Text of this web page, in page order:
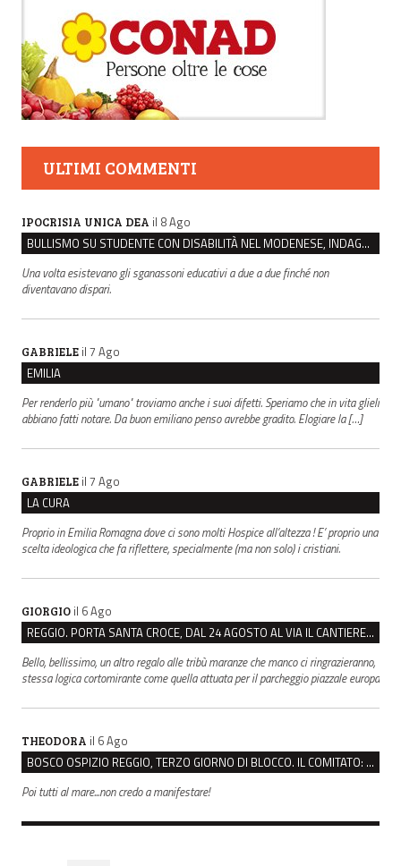
ULTIMI COMMENTI
IPOCRISIA UNICA DEA il 8 Ago
BULLISMO SU STUDENTE CON DISABILITÀ NEL MODENESE, INDAGATI DUE RAGAZZI DI 16 ANNI
Una volta esistevano gli sganassoni educativi a due a due finché non
diventavano dispari.
GABRIELE il 7 Ago
EMILIA
Per renderlo più "umano" troviamo anche i suoi difetti. Speriamo che in vita glieli
abbiano fatti notare. Da buon emiliano penso avrebbe gradito. Elogiare la […]
GABRIELE il 7 Ago
LA CURA
Proprio in Emilia Romagna dove ci sono molti Hospice all’altezza ! E’ proprio una
scelta ideologica che fa riflettere, specialmente (ma non solo) i cristiani.
GIORGIO il 6 Ago
REGGIO. PORTA SANTA CROCE, DAL 24 AGOSTO AL VIA IL CANTIERE PER IL NUOVO COLLETTORE FOGNARIO
Bello, bellissimo, un altro regalo alle tribù maranze che manco ci ringrazieranno,
stessa logica cortomirante come quella attuata per il parcheggio piazzale europa
THEODORA il 6 Ago
BOSCO OSPIZIO REGGIO, TERZO GIORNO DI BLOCCO. IL COMITATO: “PRESIDIO FINO A VENERDÌ”
Poi tutti al mare...non credo a manifestare!